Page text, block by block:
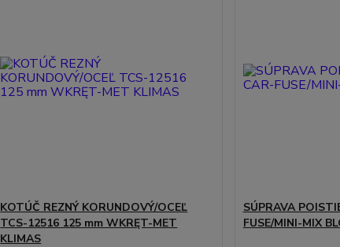
KOTÚČ REZNÝ KORUNDOVÝ/OCEĽ
TCS-12516 125 mm WKRĘT-MET
KLIMAS
SÚPRAVA
FUSE/MINI-MIX